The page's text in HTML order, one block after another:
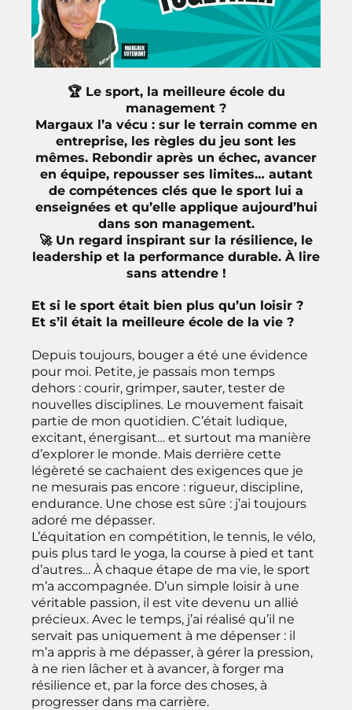
🏆 Le sport, la meilleure école du
management ?
Margaux l’a vécu : sur le terrain comme en
entreprise, les règles du jeu sont les
mêmes. Rebondir après un échec, avancer
en équipe, repousser ses limites… autant
de compétences clés que le sport lui a
enseignées et qu’elle applique aujourd’hui
dans son management.
🚀 Un regard inspirant sur la résilience, le
leadership et la performance durable. À lire
sans attendre !
Et si le sport était bien plus qu’un loisir ?
Et s’il était la meilleure école de la vie ?
Depuis toujours, bouger a été une évidence
pour moi. Petite, je passais mon temps
dehors : courir, grimper, sauter, tester de
nouvelles disciplines. Le mouvement faisait
partie de mon quotidien. C’était ludique,
excitant, énergisant… et surtout ma manière
d’explorer le monde. Mais derrière cette
légèreté se cachaient des exigences que je
ne mesurais pas encore : rigueur, discipline,
endurance. Une chose est sûre : j’ai toujours
adoré me dépasser.
L’équitation en compétition, le tennis, le vélo,
puis plus tard le yoga, la course à pied et tant
d’autres… À chaque étape de ma vie, le sport
m’a accompagnée. D’un simple loisir à une
véritable passion, il est vite devenu un allié
précieux. Avec le temps, j’ai réalisé qu’il ne
servait pas uniquement à me dépenser : il
m’a appris à me dépasser, à gérer la pression,
à ne rien lâcher et à avancer, à forger ma
résilience et, par la force des choses, à
progresser dans ma carrière.